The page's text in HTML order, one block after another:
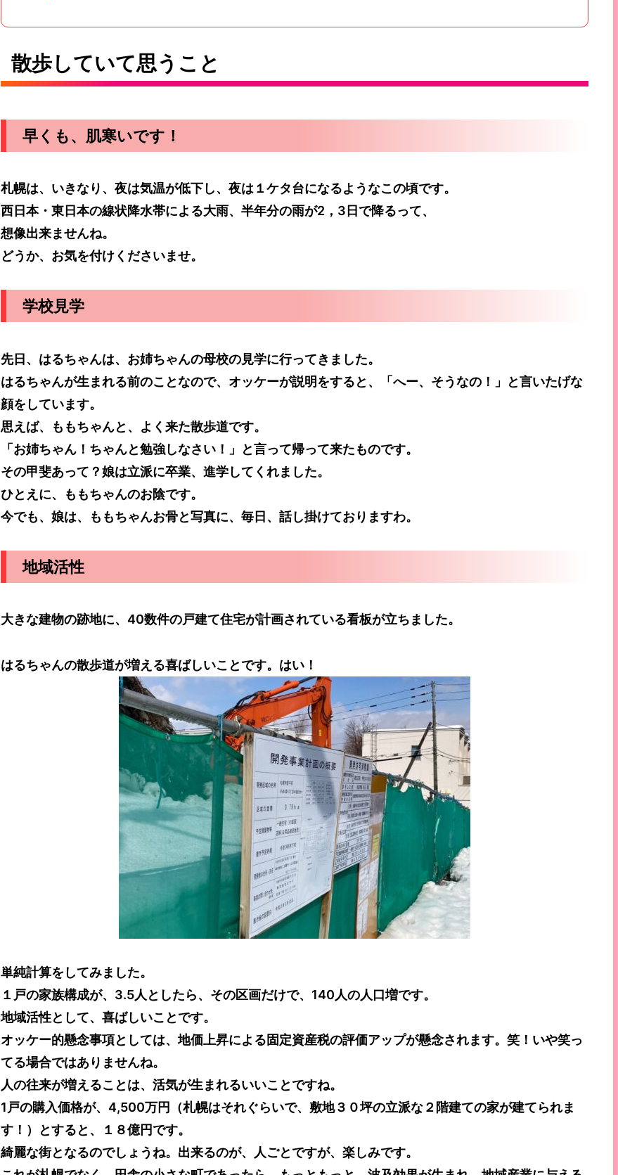
散歩していて思うこと
早くも、肌寒いです！
札幌は、いきなり、夜は気温が低下し、夜は１ケタ台になるようなこの頃です。
西日本・東日本の線状降水帯による大雨、半年分の雨が2，3日で降るって、
想像出来ませんね。
どうか、お気を付けくださいませ。
学校見学
先日、はるちゃんは、お姉ちゃんの母校の見学に行ってきました。
はるちゃんが生まれる前のことなので、オッケーが説明をすると、「へー、そうなの！」と言いたげな
顔をしています。
思えば、ももちゃんと、よく来た散歩道です。
「お姉ちゃん！ちゃんと勉強しなさい！」と言って帰って来たものです。
その甲斐あって？娘は立派に卒業、進学してくれました。
ひとえに、ももちゃんのお陰です。
今でも、娘は、ももちゃんお骨と写真に、毎日、話し掛けておりますわ。
地域活性
大きな建物の跡地に、40数件の戸建て住宅が計画されている看板が立ちました。
はるちゃんの散歩道が増える喜ばしいことです。はい！
単純計算をしてみました。
１戸の家族構成が、3.5人としたら、その区画だけで、140人の人口増です。
地域活性として、喜ばしいことです。
オッケー的懸念事項としては、地価上昇による固定資産税の評価アップが懸念されます。笑！いや笑っ
てる場合ではありませんね。
人の往来が増えることは、活気が生まれるいいことですね。
1戸の購入価格が、4,500万円（札幌はそれぐらいで、敷地３０坪の立派な２階建ての家が建てられま
す！）とすると、１８億円です。
綺麗な街となるのでしょうね。出来るのが、人ごとですが、楽しみです。